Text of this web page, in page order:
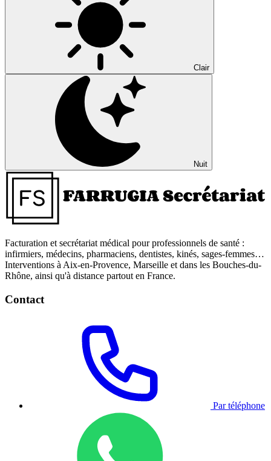
Clair
Nuit
Facturation et secrétariat médical pour professionnels de santé :
infirmiers, médecins, pharmaciens, dentistes, kinés, sages-femmes…
Interventions à Aix-en-Provence, Marseille et dans les Bouches-du-
Rhône, ainsi qu'à distance partout en France.
Contact
Par téléphone